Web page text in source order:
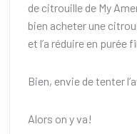
de citrouille de My
bien acheter une
et l’a réduire en purée
Bien, envie de tenter
Alors on y va!